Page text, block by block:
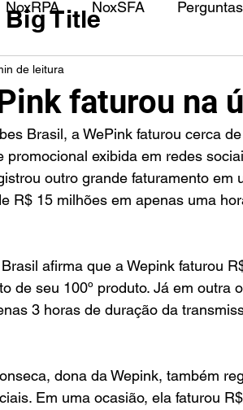
NoxRPA NoxSFA
faturou na
de leitura
Brasil, a WePink faturou cerca
exibida em redes
outro grande faturamento em
R$ 15 milhões em apenas uma
afirma que a Wepink faturou
de seu 100º produto. Já em outra
3 horas de duração da
dona da Wepink, também
Em uma ocasião, ela faturou
Big Title